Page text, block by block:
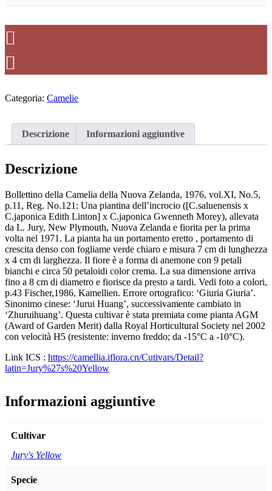
Categoria: Camelie
Descrizione Informazioni aggiuntive
Descrizione
Bollettino della Camelia della Nuova Zelanda, 1976, vol.XI, No.5,
p.11, Reg. No.121: Una piantina dell’incrocio ([C.saluenensis x
C.japonica Edith Linton] x C.japonica Gwenneth Morey), allevata
da L. Jury, New Plymouth, Nuova Zelanda e fiorita per la prima
volta nel 1971. La pianta ha un portamento eretto , portamento di
crescita denso con fogliame verde chiaro e misura 7 cm di lunghezza
x 4 cm di larghezza. Il fiore è a forma di anemone con 9 petali
bianchi e circa 50 petaloidi color crema. La sua dimensione arriva
fino a 8 cm di diametro e fiorisce da presto a tardi. Vedi foto a colori,
p.43 Fischer,1986, Kamellien. Errore ortografico: ‘Giuria Giuria’.
Sinonimo cinese: ‘Jurui Huang’, successivamente cambiato in
‘Zhuruihuang’. Questa cultivar è stata premiata come pianta AGM
(Award of Garden Merit) dalla Royal Horticultural Society nel 2002
con velocità H5 (resistente: inverno freddo; da -15°C a -10°C).
Link ICS : https://camellia.iflora.cn/Cutivars/Detail?
latin=Jury%27s%20Yellow
Informazioni aggiuntive
Cultivar
Jury's Yellow
Specie